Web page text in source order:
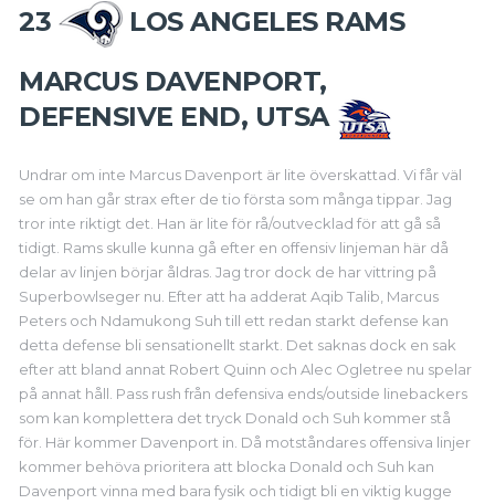
23
LOS ANGELES RAMS
MARCUS DAVENPORT,
DEFENSIVE END, UTSA
Undrar om inte Marcus Davenport är lite överskattad. Vi får väl
se om han går strax efter de tio första som många tippar. Jag
tror inte riktigt det. Han är lite för rå/outvecklad för att gå så
tidigt. Rams skulle kunna gå efter en offensiv linjeman här då
delar av linjen börjar åldras. Jag tror dock de har vittring på
Superbowlseger nu. Efter att ha adderat Aqib Talib, Marcus
Peters och Ndamukong Suh till ett redan starkt defense kan
detta defense bli sensationellt starkt. Det saknas dock en sak
efter att bland annat Robert Quinn och Alec Ogletree nu spelar
på annat håll. Pass rush från defensiva ends/outside linebackers
som kan komplettera det tryck Donald och Suh kommer stå
för. Här kommer Davenport in. Då motståndares offensiva linjer
kommer behöva prioritera att blocka Donald och Suh kan
Davenport vinna med bara fysik och tidigt bli en viktig kugge